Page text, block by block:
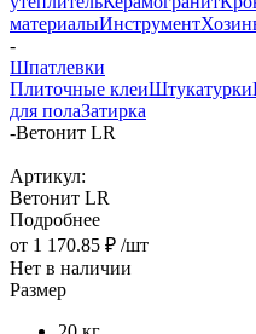
материалыИнструмент
-
Шпатлевки
Плиточные клеиШтукатурки
для полаЗатирка
-Ветонит LR
Артикул:
Ветонит LR
Подробнее
от 1 170.85 ₽ /шт
Нет в наличии
Размер